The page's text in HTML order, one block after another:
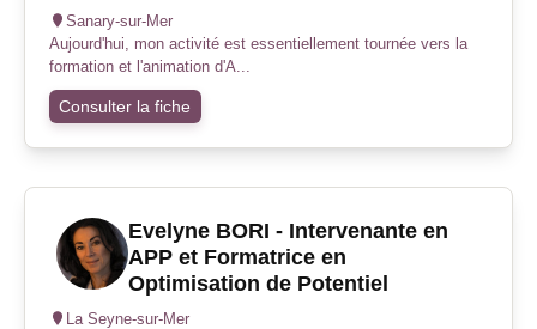
Sanary-sur-Mer
Aujourd'hui, mon activité est essentiellement tournée vers la
formation et l'animation d'A...
Consulter la fiche
Evelyne BORI - Intervenante en
APP et Formatrice en
Optimisation de Potentiel
La Seyne-sur-Mer